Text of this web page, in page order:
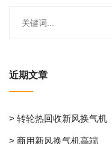
近期文章
> 转轮热回收新风换气机
> 商用新风换气机高端